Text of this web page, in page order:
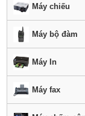
Máy chiếu
Máy bộ đàm
Máy In
Máy fax